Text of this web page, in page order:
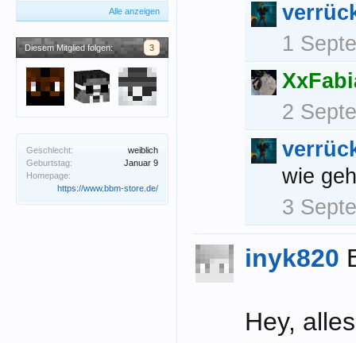
Alle anzeigen
Diesem Mitglied folgen: 3
Geschlecht:
weiblich
Geburtstag:
Januar 9
Homepage:
https://www.bbm-store.de/
1
2
wie
3
inyk820
Hey,